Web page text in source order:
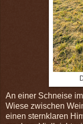
An einer Schneise
Wiese zwischen
einen sternklaren